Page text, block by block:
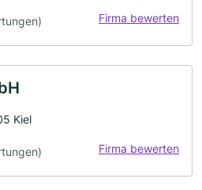
Firma bewerten
Kiel
Firma bewerten